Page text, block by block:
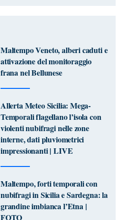
Maltempo Veneto, alberi caduti e
attivazione del monitoraggio
frana nel Bellunese
Allerta Meteo Sicilia: Mega-
Temporali flagellano l’isola con
violenti nubifragi nelle zone
interne, dati pluviometrici
impressionanti | LIVE
Maltempo, forti temporali con
nubifragi in Sicilia e Sardegna: la
grandine imbianca l’Etna |
FOTO